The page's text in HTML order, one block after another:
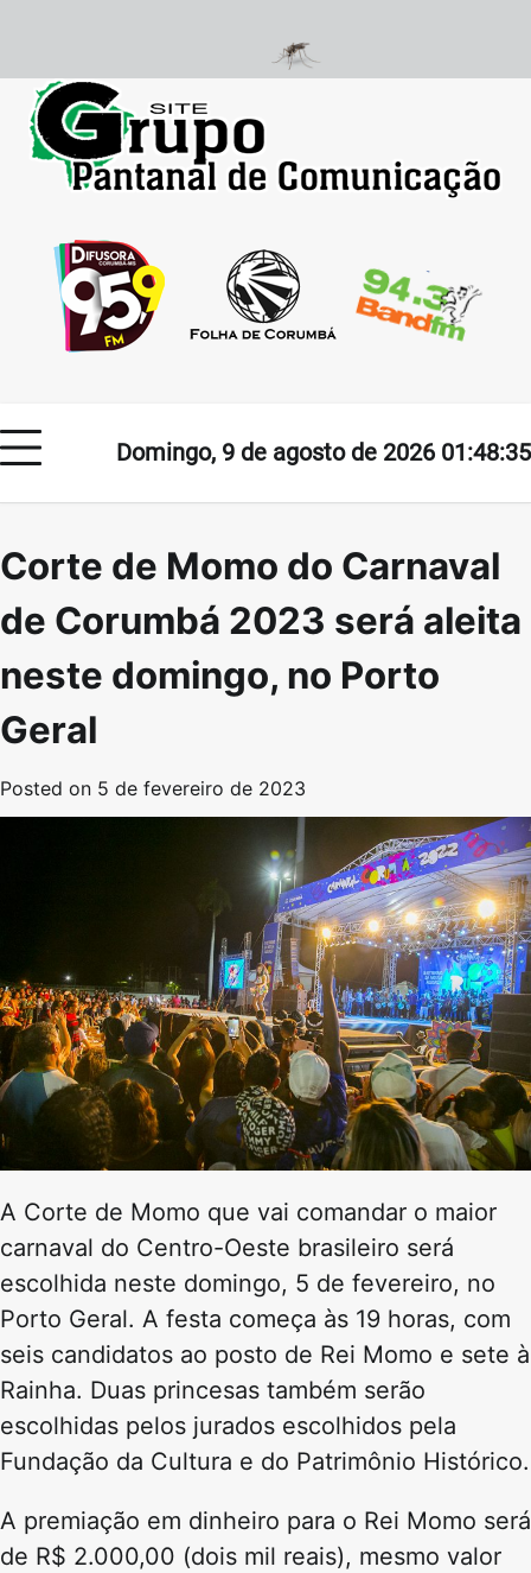
content
Domingo, 9 de agosto de 2026 01:48:35
Corte de Momo do Carnaval
de Corumbá 2023 será aleita
neste domingo, no Porto
Geral
Posted on 5 de fevereiro de 2023
A Corte de Momo que vai comandar o maior
carnaval do Centro-Oeste brasileiro será
escolhida neste domingo, 5 de fevereiro, no
Porto Geral. A festa começa às 19 horas, com
seis candidatos ao posto de Rei Momo e sete à
Rainha. Duas princesas também serão
escolhidas pelos jurados escolhidos pela
Fundação da Cultura e do Patrimônio Histórico.
A premiação em dinheiro para o Rei Momo será
de R$ 2.000,00 (dois mil reais), mesmo valor